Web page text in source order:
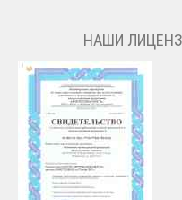
НАШИ